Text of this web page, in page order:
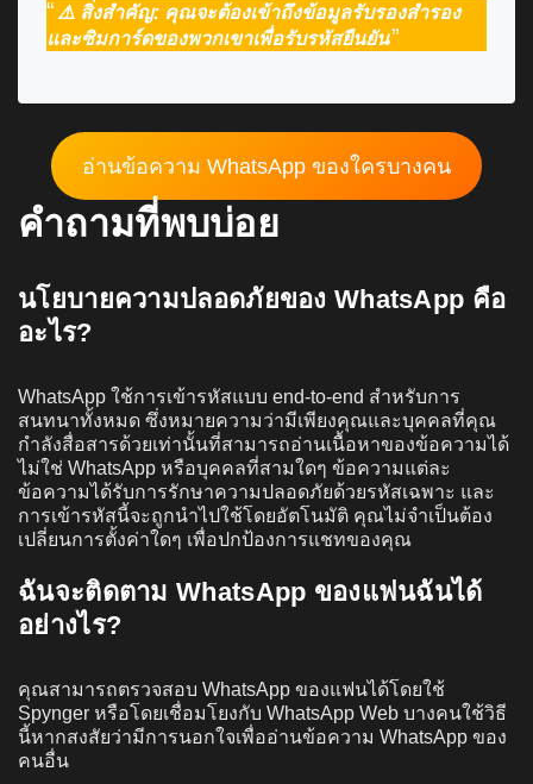
⚠️ สิ่งสำคัญ: คุณจะต้องเข้าถึงข้อมูลรับรองสำรอง
และซิมการ์ดของพวกเขาเพื่อรับรหัสยืนยัน
อ่านข้อความ WhatsApp ของใครบางคน
คำถามที่พบบ่อย
นโยบายความปลอดภัยของ WhatsApp คือ
อะไร?
WhatsApp ใช้การเข้ารหัสแบบ end-to-end สำหรับการ
สนทนาทั้งหมด ซึ่งหมายความว่ามีเพียงคุณและบุคคลที่คุณ
กำลังสื่อสารด้วยเท่านั้นที่สามารถอ่านเนื้อหาของข้อความได้
ไม่ใช่ WhatsApp หรือบุคคลที่สามใดๆ ข้อความแต่ละ
ข้อความได้รับการรักษาความปลอดภัยด้วยรหัสเฉพาะ และ
การเข้ารหัสนี้จะถูกนำไปใช้โดยอัตโนมัติ คุณไม่จำเป็นต้อง
เปลี่ยนการตั้งค่าใดๆ เพื่อปกป้องการแชทของคุณ
ฉันจะติดตาม WhatsApp ของแฟนฉันได้
อย่างไร?
คุณสามารถตรวจสอบ WhatsApp ของแฟนได้โดยใช้
Spynger หรือโดยเชื่อมโยงกับ WhatsApp Web บางคนใช้วิธี
นี้หากสงสัยว่ามีการนอกใจเพื่ออ่านข้อความ WhatsApp ของ
คนอื่น